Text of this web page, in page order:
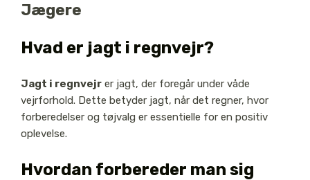
Jægere
Hvad er jagt i regnvejr?
Jagt i regnvejrer jagt, der foregår under våde
vejrforhold. Dette betyder jagt, når det regner, hvor
forberedelser og tøjvalg er essentielle for en positiv
oplevelse.
Hvordan forbereder man sig